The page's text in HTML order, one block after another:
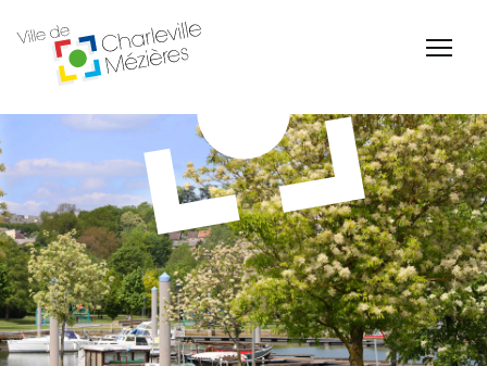
Billetterie Théâtre Espace Famille